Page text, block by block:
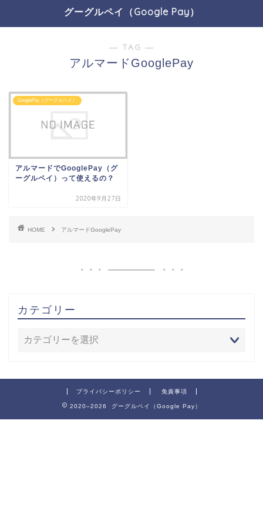
グーグルペイ（Google Pay）
― TAG ―
アルマードGooglePay
GooglePay（グーグルペイ）
アルマードでGooglePay（グ
ーグルペイ）って使えるの？
2020年9月27日
HOME アルマードGooglePay
カテゴリー
プライバシーポリシー 免責事項
2020–2026 グーグルペイ（Google Pay）